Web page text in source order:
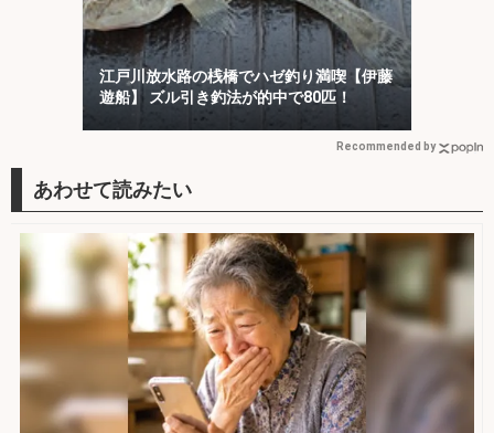
江戸川放水路の桟橋でハゼ釣り満喫【伊藤
遊船】 ズル引き釣法が的中で80匹！
Recommended by